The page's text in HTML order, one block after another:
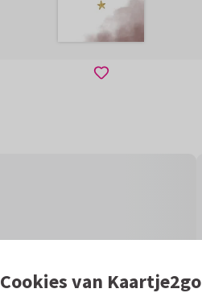
Cookies van Kaartje2go